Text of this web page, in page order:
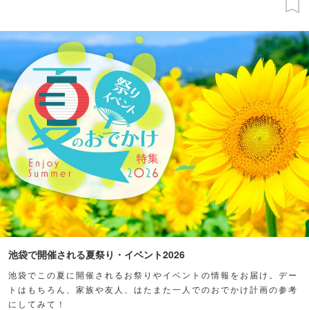
池袋で開催される夏祭り・イベント2026
池袋でこの夏に開催されるお祭りやイベントの情報をお届け。デー
トはもちろん、家族や友人、はたまた一人でのおでかけ計画の参考
にしてみて！